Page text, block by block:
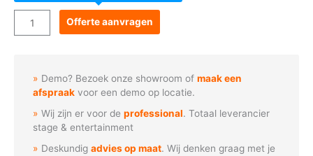
Goboservice
-
oppervlak
Offerte aanvragen
Demo? Bezoek onze showroom ofmaak een
afspraak voor een demo op locatie.
Wij zijn er voor deprofessional. Totaal leverancier
stage & entertainment
Deskundigadvies op maat. Wij denken graag met je